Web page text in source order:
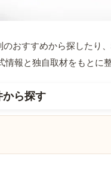
おすすめから探したり
報と独自取材をもとに
から探す